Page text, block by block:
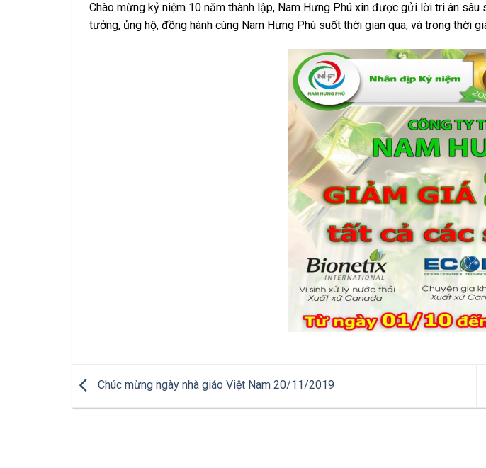
Chào mừng kỷ niệm 10 năm thành lập, Nam Hưng Phú xin được gửi lời tri ân
tưởng, ủng hộ, đồng hành cùng Nam Hưng Phú suốt thời gian qua, và trong thời
Chúc mừng ngày nhà giáo Việt Nam 20/11/2019